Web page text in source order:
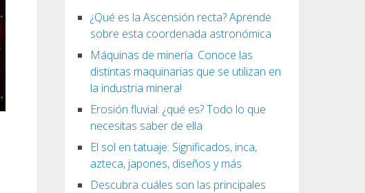
¿Qué es la Ascensión recta? Aprende
sobre esta coordenada astronómica
Máquinas de minería. Conoce las
distintas maquinarias que se utilizan en
la industria minera!
Erosión fluvial: ¿qué es? Todo lo que
necesitas saber de ella
El sol en tatuaje: Significados, inca,
azteca, japones, diseños y más
Descubra cuáles son las principales